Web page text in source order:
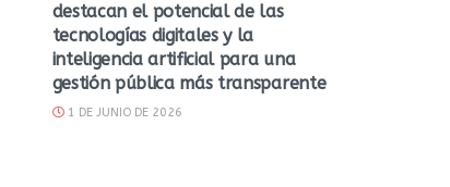
destacan el potencial de las
tecnologías digitales y la
inteligencia artificial para una
gestión pública más transparente
1 DE JUNIO DE 2026